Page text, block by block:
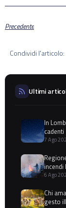
Precedente
Condividi l'articolo:
Ultimi
In
cadenti
7 Ago
incendi
6 Ago
Chi
gesto